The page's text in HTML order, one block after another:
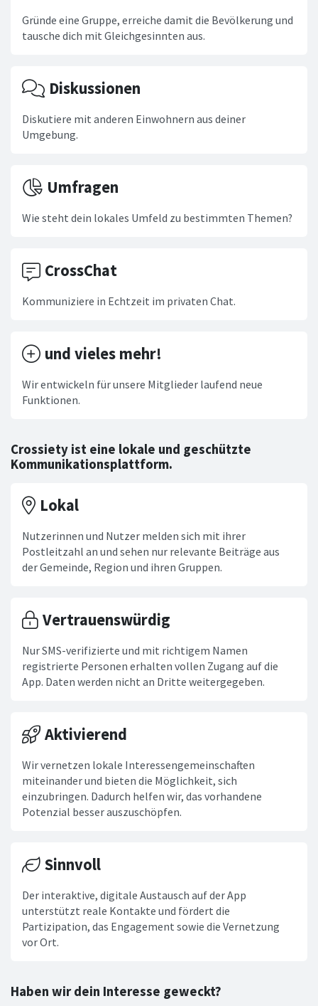
Gründe eine Gruppe, erreiche damit die Bevölkerung und
tausche dich mit Gleichgesinnten aus.
Diskussionen
Diskutiere mit anderen Einwohnern aus deiner
Umgebung.
Umfragen
Wie steht dein lokales Umfeld zu bestimmten Themen?
CrossChat
Kommuniziere in Echtzeit im privaten Chat.
und vieles mehr!
Wir entwickeln für unsere Mitglieder laufend neue
Funktionen.
Crossiety ist eine lokale und geschützte
Kommunikationsplattform.
Lokal
Nutzerinnen und Nutzer melden sich mit ihrer
Postleitzahl an und sehen nur relevante Beiträge aus
der Gemeinde, Region und ihren Gruppen.
Vertrauenswürdig
Nur SMS-verifizierte und mit richtigem Namen
registrierte Personen erhalten vollen Zugang auf die
App. Daten werden nicht an Dritte weitergegeben.
Aktivierend
Wir vernetzen lokale Interessengemeinschaften
miteinander und bieten die Möglichkeit, sich
einzubringen. Dadurch helfen wir, das vorhandene
Potenzial besser auszuschöpfen.
Sinnvoll
Der interaktive, digitale Austausch auf der App
unterstützt reale Kontakte und fördert die
Partizipation, das Engagement sowie die Vernetzung
vor Ort.
Haben wir dein Interesse geweckt?